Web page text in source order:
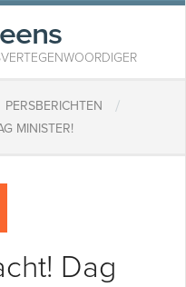
PERSBERICHTEN /
MINISTER!
Dag